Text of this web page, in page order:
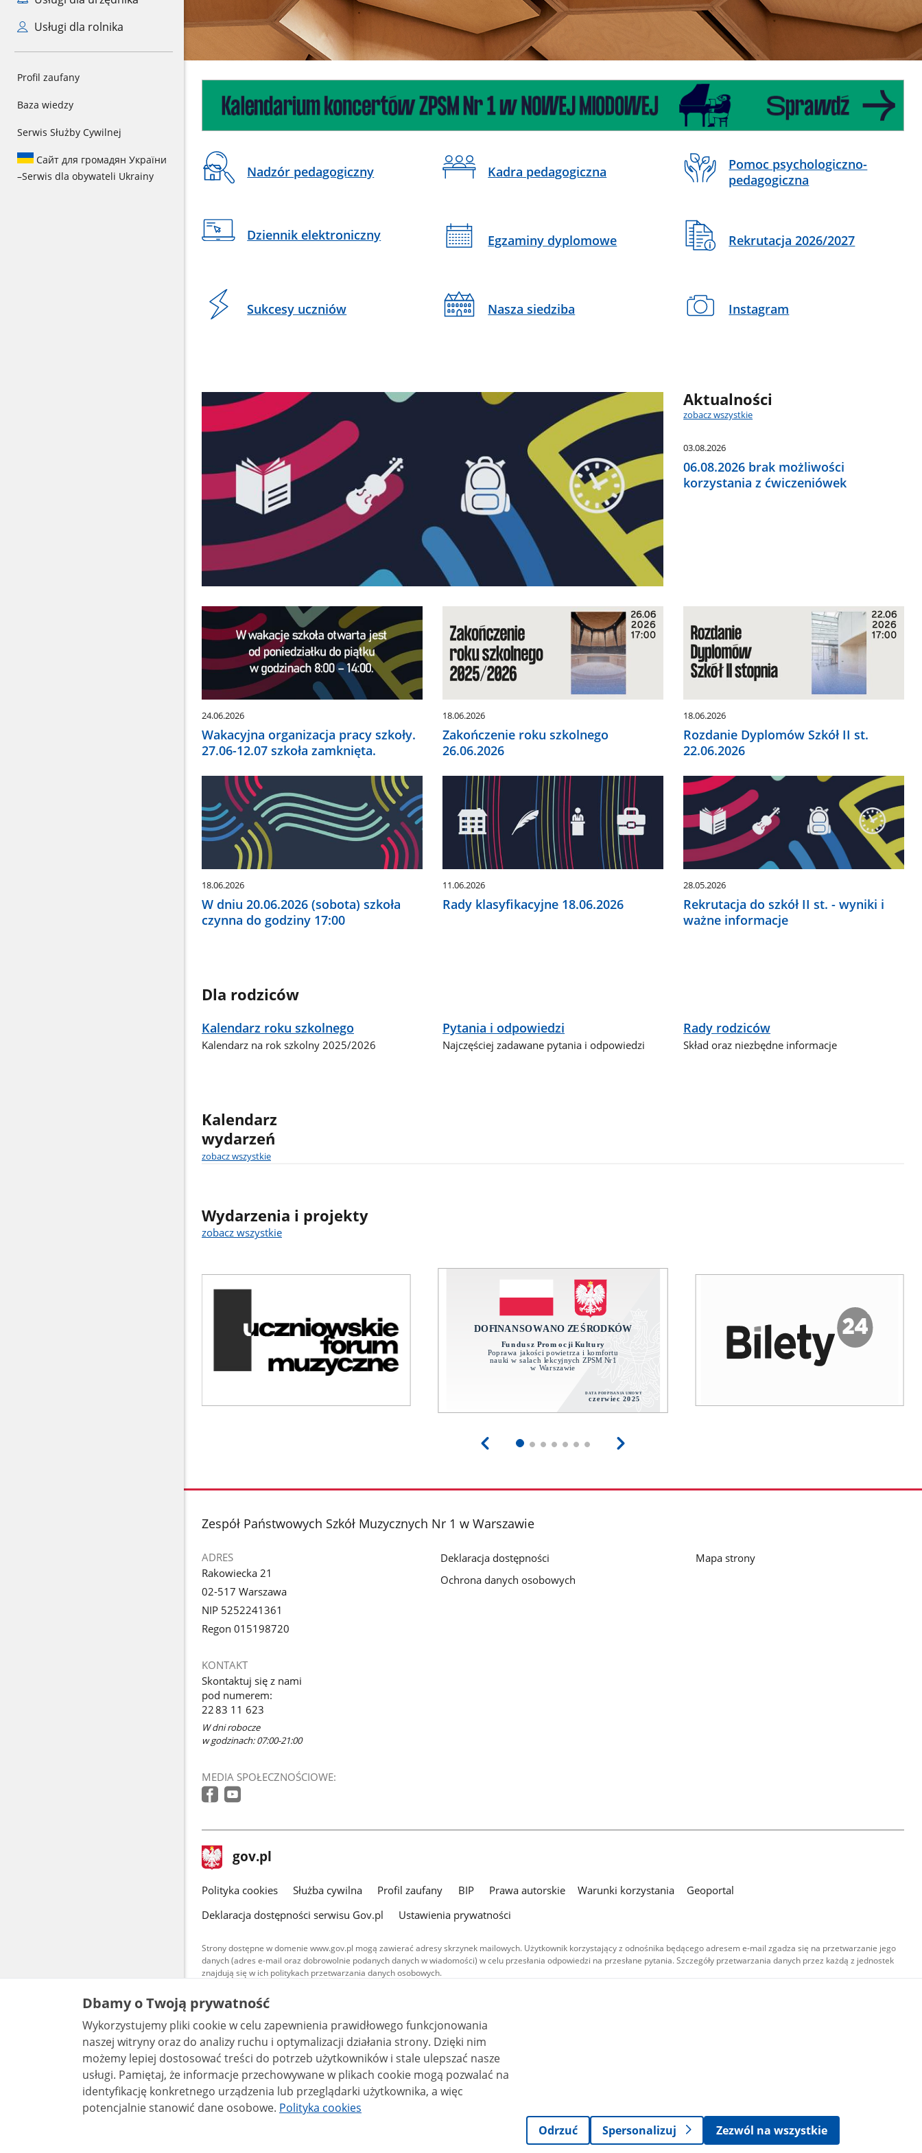
Usługi dla rolnika
Profil zaufany
Baza wiedzy
Serwis Służby Cywilnej
Сайт для громадян України
–Serwis dla obywateli Ukrainy
sekcji
Banner
reklamowy
Na
skróty
Nadzór pedagogiczny Kadra pedagogiczna
Pomoc psychologiczno-
pedagogiczna
Dziennik elektroniczny Egzaminy dyplomowe Rekrutacja 2026/2027
Sukcesy uczniów Nasza siedziba Instagram
Aktualności
zobacz wszystkie
03.08.2026
06.08.2026 brak możliwości
korzystania z ćwiczeniówek
24.06.2026
Wakacyjna organizacja pracy szkoły.
27.06-12.07 szkoła zamknięta.
18.06.2026
Zakończenie roku szkolnego
26.06.2026
18.06.2026
Rozdanie Dyplomów Szkół II st.
22.06.2026
18.06.2026
W dniu 20.06.2026 (sobota) szkoła
czynna do godziny 17:00
11.06.2026
Rady klasyfikacyjne 18.06.2026
28.05.2026
Rekrutacja do szkół II st. - wyniki i
ważne informacje
Dla rodziców
Kalendarz roku szkolnego
Kalendarz na rok szkolny 2025/2026
Pytania i odpowiedzi
Najczęściej zadawane pytania i odpowiedzi
Rady rodziców
Skład oraz niezbędne informacje
Kalendarz
wydarzeń
zobacz wszystkie
Wydarzenia i projekty
zobacz wszystkie
stopka
Zespół Państwowych Szkół Muzycznych Nr 1 w Warszawie
ADRES
Rakowiecka 21
02-517 Warszawa
NIP 5252241361
Regon 015198720
KONTAKT
Skontaktuj się z nami
pod numerem:
22 83 11 623
W dni robocze
w godzinach: 07:00-21:00
MEDIA SPOŁECZNOŚCIOWE:
Deklaracja dostępności
Ochrona danych osobowych
Mapa strony
stopka
gov.pl Strona
gov.pl
gov.pl
Polityka cookies Służba cywilna Profil zaufany BIP Prawa autorskie Warunki korzystania
Geoportal
Deklaracja dostępności serwisu Gov.pl
Ustawienia prywatności
Strony dostępne w domenie www.gov.pl mogą zawierać adresy skrzynek mailowych. Użytkownik korzystający z odnośnika będącego adresem e-mail zgadza się na przetwarzanie jego
danych (adres e-mail oraz dobrowolnie podanych danych w wiadomości) w celu przesłania odpowiedzi na przesłane pytania. Szczegóły przetwarzania danych przez każdą z jednostek
znajdują się w ich politykach przetwarzania danych osobowych.
Treści tekstowe publikowane w serwisie (z wyłączeniem treści audiowizualnych), są
udostępniane na licencji typu Creative Commons: uznanie autorstwa - na tych samych
warunkach 4.0 (CC BY-SA 4.0). Materiały audiowizualne, w tym zdjęcia, materiały audio i wideo,
są udostępniane na licencji typu Creative Commons: uznanie autorstwa użycie niekomercyjne -
bez utworów zależnych 4.0 (CC BY-NC-ND 4.0), o ile nie jest to stwierdzone inaczej.
Dbamy o Twoją prywatność
Wykorzystujemy pliki cookie w celu zapewnienia prawidłowego funkcjonowania
naszej witryny oraz do analizy ruchu i optymalizacji działania strony. Dzięki nim
możemy lepiej dostosować treści do potrzeb użytkowników i stale ulepszać nasze
usługi. Pamiętaj, że informacje przechowywane w plikach cookie mogą pozwalać na
identyfikację konkretnego urządzenia lub przeglądarki użytkownika, a więc
potencjalnie stanowić dane osobowe. Polityka cookies
Odrzuć
Spersonalizuj Zezwól na wszystkie